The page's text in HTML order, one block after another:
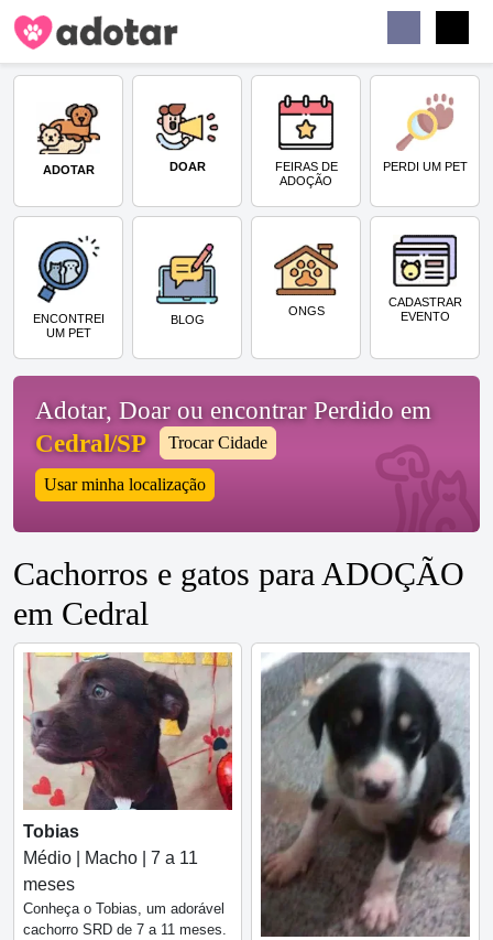
ADOTAR DOAR
FEIRAS DE
ADOÇÃO
PERDI UM PET
ENCONTREI
UM PET
BLOG
ONGS
CADASTRAR
EVENTO
Adotar, Doar ou encontrar Perdido em
Cedral/SP
Trocar Cidade
Usar minha localização
Cachorros e gatos para ADOÇÃO
em Cedral
Tobias
Médio | Macho | 7 a 11
meses
Conheça o Tobias, um adorável
cachorro SRD de 7 a 11 meses.